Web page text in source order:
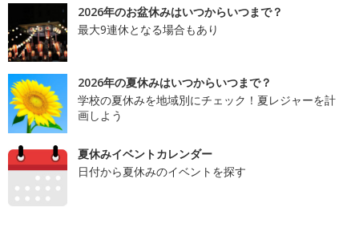
2026年のお盆休みはいつからいつまで？
最大9連休となる場合もあり
2026年の夏休みはいつからいつまで？
学校の夏休みを地域別にチェック！夏レジャーを計
画しよう
夏休みイベントカレンダー
日付から夏休みのイベントを探す